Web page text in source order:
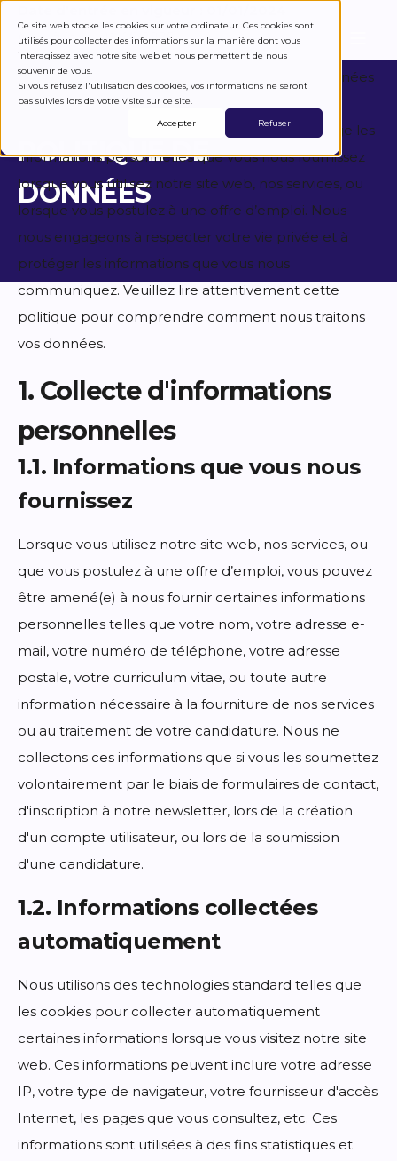
Ce site web stocke les cookies sur votre ordinateur. Ces cookies sont
utilisés pour collecter des informations sur la manière dont vous
interagissez avec notre site web et nous permettent de nous
souvenir de vous.
Si vous refusez l'utilisation des cookies, vos informations ne seront
pas suivies lors de votre visite sur ce site.
Accepter
Refuser
POLITIQUE DE
DONNÉES
Mise à jour : 06/07/2025
La présente politique de confidentialité des données
décrit comment Greenway (ci-après dénommé
"nous", "notre" ou "nos") collecte, utilise et protège les
informations personnelles que vous nous fournissez
lorsque vous utilisez notre site web, nos services, ou
lorsque vous postulez à une offre d’emploi. Nous
nous engageons à respecter votre vie privée et à
protéger les informations que vous nous
communiquez. Veuillez lire attentivement cette
politique pour comprendre comment nous traitons
vos données.
1. Collecte d'informations
personnelles
1.1. Informations que vous nous
fournissez
Lorsque vous utilisez notre site web, nos services, ou
que vous postulez à une offre d’emploi, vous pouvez
être amené(e) à nous fournir certaines informations
personnelles telles que votre nom, votre adresse e-
mail, votre numéro de téléphone, votre adresse
postale, votre curriculum vitae, ou toute autre
information nécessaire à la fourniture de nos services
ou au traitement de votre candidature. Nous ne
collectons ces informations que si vous les soumettez
volontairement par le biais de formulaires de contact,
d'inscription à notre newsletter, lors de la création
d'un compte utilisateur, ou lors de la soumission
d'une candidature.
1.2. Informations collectées
automatiquement
Nous utilisons des technologies standard telles que
les cookies pour collecter automatiquement
certaines informations lorsque vous visitez notre site
web. Ces informations peuvent inclure votre adresse
IP, votre type de navigateur, votre fournisseur d'accès
Internet, les pages que vous consultez, etc. Ces
informations sont utilisées à des fins statistiques et